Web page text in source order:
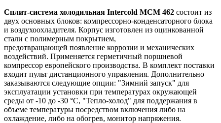
Сплит-система холодильная Intercold MCM 462 состоит из
двух основных блоков: компрессорно-конденсаторного блока
и воздухоохладителя. Корпус изготовлен из оцинкованной
стали с полимерным покрытием,
предотвращающей появление коррозии и механических
воздействий. Применяется герметичный поршневой
компрессор европейского производства. В комплект поставки
входит пульт дистанционного управления. Дополнительно
заказываются следующие опции: "Зимний запуск" для
эксплуатации установки при температурах окружающей
среды от -10 до -30 °C, "Тепло-холод" для поддержания в
объеме температуры посредством включения либо на
охлаждение, либо на обогрев, монитор напряжения.